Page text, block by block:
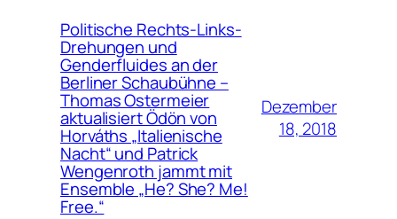
Politische Rechts-Links-
Drehungen und
Genderfluides an der
Berliner Schaubühne –
Thomas Ostermeier
aktualisiert Ödön von
Horváths „Italienische
Nacht“ und Patrick
Wengenroth jammt mit
Ensemble „He? She? Me!
Free.“
Dezember
18, 2018